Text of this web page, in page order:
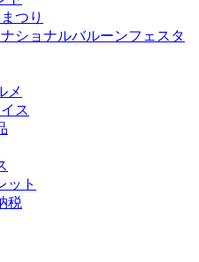
つり
ショナルバルーンフェスタ
メ
ス
ット
税